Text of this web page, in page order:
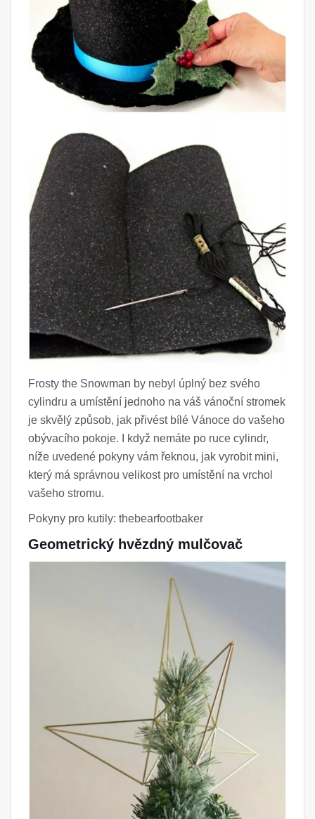
Frosty the Snowman by nebyl úplný bez svého
cylindru a umístění jednoho na váš vánoční stromek
je skvělý způsob, jak přivést bílé Vánoce do vašeho
obývacího pokoje. I když nemáte po ruce cylindr,
níže uvedené pokyny vám řeknou, jak vyrobit mini,
který má správnou velikost pro umístění na vrchol
vašeho stromu.
Pokyny pro kutily: thebearfootbaker
Geometrický hvězdný mulčovač